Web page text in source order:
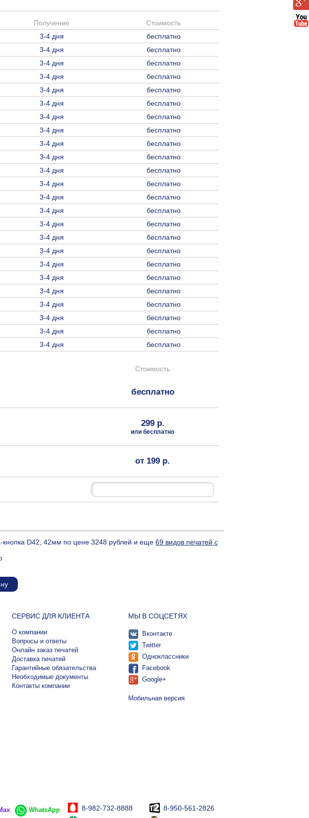
Получение
Стоимость
3-4 дня
бесплатно
3-4 дня
бесплатно
3-4 дня
бесплатно
3-4 дня
бесплатно
3-4 дня
бесплатно
3-4 дня
бесплатно
3-4 дня
бесплатно
3-4 дня
бесплатно
3-4 дня
бесплатно
3-4 дня
бесплатно
3-4 дня
бесплатно
3-4 дня
бесплатно
3-4 дня
бесплатно
3-4 дня
бесплатно
3-4 дня
бесплатно
3-4 дня
бесплатно
3-4 дня
бесплатно
3-4 дня
бесплатно
3-4 дня
бесплатно
3-4 дня
бесплатно
3-4 дня
бесплатно
3-4 дня
бесплатно
3-4 дня
бесплатно
3-4 дня бесплатно
Стоимость
бесплатно
299 р.
или бесплатно
от 199 р.
D42, 42мм по цене 3248 рублей и еще 69 видов печатей с
СЕРВИС ДЛЯ КЛИЕНТА
О компании
Вопросы и ответы
Онлайн заказ печатей
Доставка печатей
Гарантийные обязательства
Необходимые документы
Контакты компании
МЫ В СОЦСЕТЯХ
Вконтакте
Twitter
Одноклассники
Facebook
Google+
Мобильная версия
WhatsApp
8-982-732-8888
8-950-561-2826